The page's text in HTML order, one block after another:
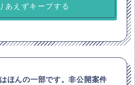
あえずキープする
ほんの一部です。非公開案件